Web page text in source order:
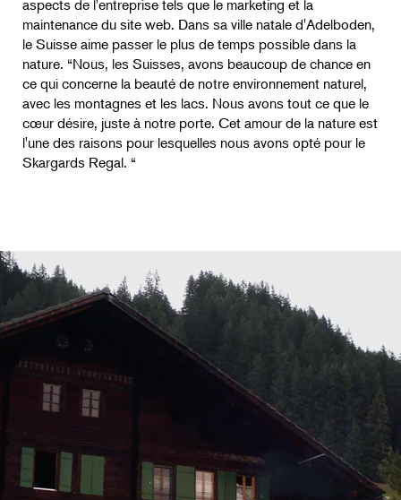
aspects de l'entreprise tels que le marketing et la
maintenance du site web. Dans sa ville natale d'Adelboden,
le Suisse aime passer le plus de temps possible dans la
nature. “Nous, les Suisses, avons beaucoup de chance en
ce qui concerne la beauté de notre environnement naturel,
avec les montagnes et les lacs. Nous avons tout ce que le
cœur désire, juste à notre porte. Cet amour de la nature est
l'une des raisons pour lesquelles nous avons opté pour le
Skargards Regal. “